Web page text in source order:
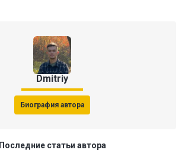
Dmitriy
Биография автора
Последние статьи автора